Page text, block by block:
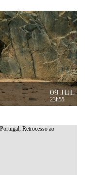
09 JUL
23h55